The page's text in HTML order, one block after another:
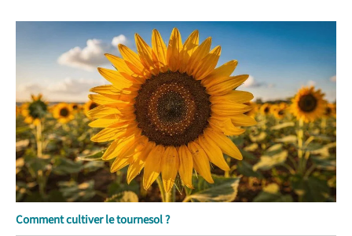
Comment cultiver le tournesol ?